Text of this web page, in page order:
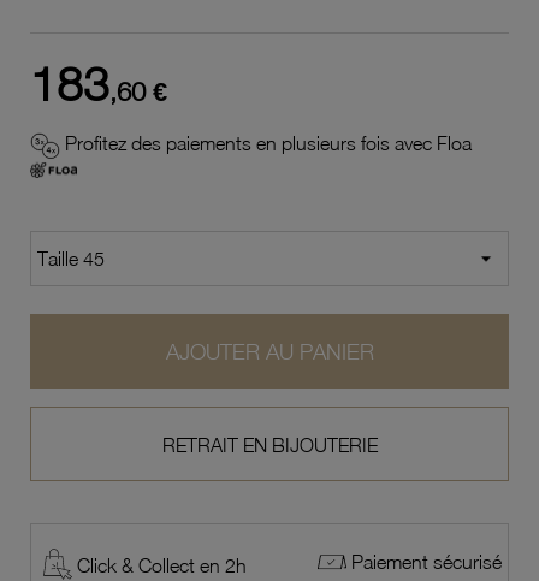
183,60 €
Profitez des paiements en plusieurs fois avec Floa
AJOUTER AU PANIER
RETRAIT EN BIJOUTERIE
Click & Collect en 2h Paiement sécurisé